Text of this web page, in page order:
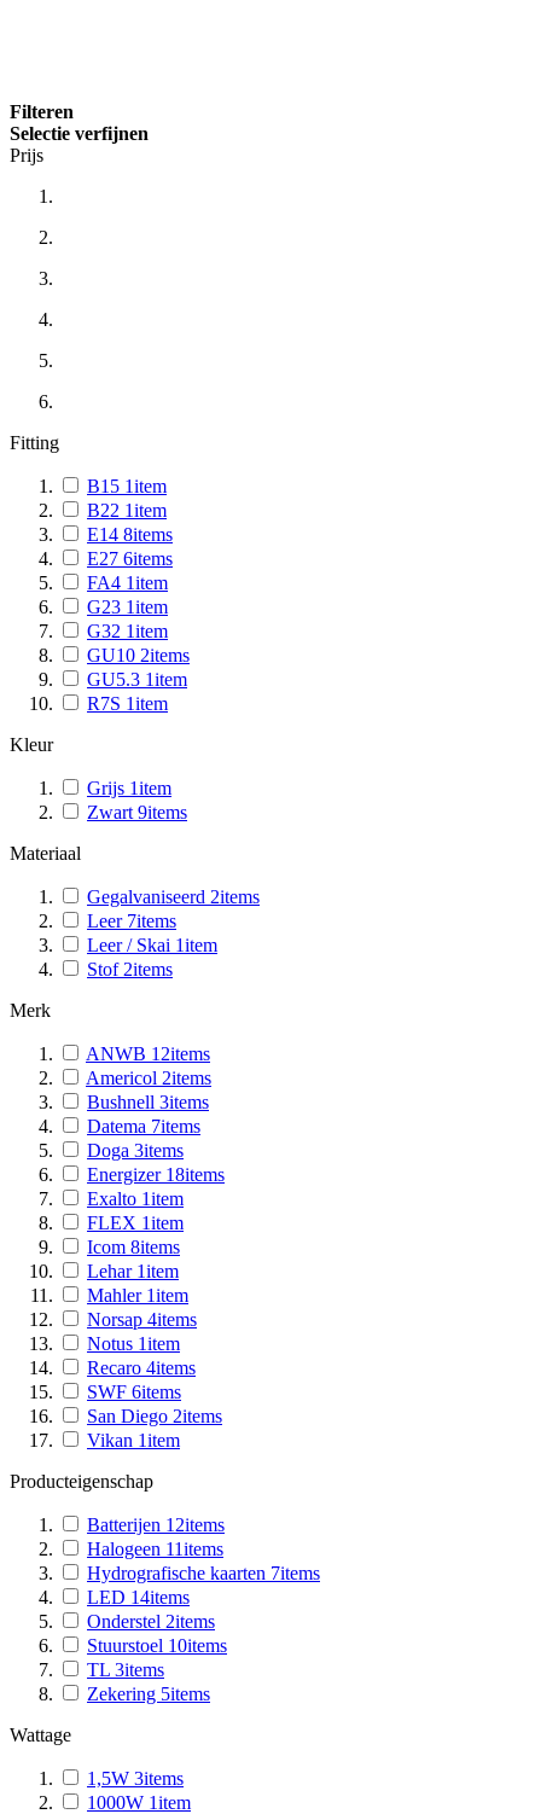
Filteren
Selectie verfijnen
Prijs
Fitting
B15 1item
B22 1item
E14 8items
E27 6items
FA4 1item
G23 1item
G32 1item
GU10 2items
GU5.3 1item
R7S 1item
Kleur
Grijs 1item
Zwart 9items
Materiaal
Gegalvaniseerd 2items
Leer 7items
Leer / Skai 1item
Stof 2items
Merk
ANWB 12items
Americol 2items
Bushnell 3items
Datema 7items
Doga 3items
Energizer 18items
Exalto 1item
FLEX 1item
Icom 8items
Lehar 1item
Mahler 1item
Norsap 4items
Notus 1item
Recaro 4items
SWF 6items
San Diego 2items
Vikan 1item
Producteigenschap
Batterijen 12items
Halogeen 11items
Hydrografische kaarten 7items
LED 14items
Onderstel 2items
Stuurstoel 10items
TL 3items
Zekering 5items
Wattage
1,5W 3items
1000W 1item